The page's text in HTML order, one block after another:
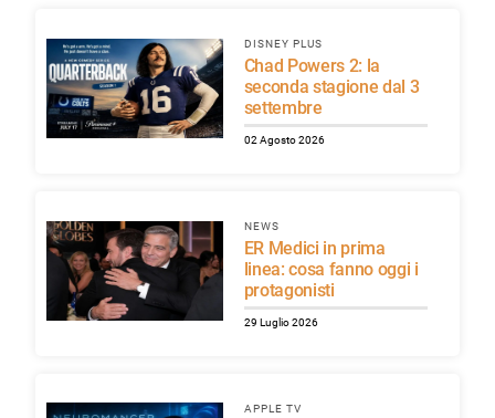
DISNEY PLUS
Chad Powers 2: la
seconda stagione dal 3
settembre
02 Agosto 2026
NEWS
ER Medici in prima
linea: cosa fanno oggi i
protagonisti
29 Luglio 2026
APPLE TV